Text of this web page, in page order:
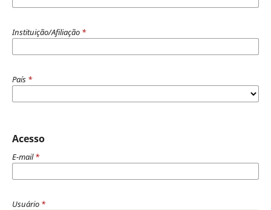
Instituição/Afiliação *
País *
Acesso
E-mail*
Usuário *